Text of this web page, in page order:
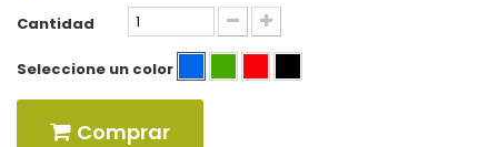
Cantidad
Seleccione un color
Comprar